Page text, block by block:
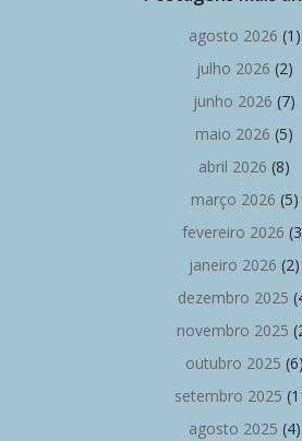
agosto 2026 (1)
julho 2026 (2)
junho 2026 (7)
maio 2026 (5)
abril 2026 (8)
março 2026 (5)
fevereiro 2026
janeiro 2026 (2)
dezembro 2025
novembro 2025
outubro 2025 (6)
setembro 2025
agosto 2025 (4)